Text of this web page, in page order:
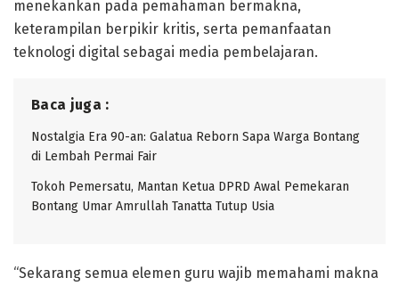
menekankan pada pemahaman bermakna,
keterampilan berpikir kritis, serta pemanfaatan
teknologi digital sebagai media pembelajaran.
Baca juga :
Nostalgia Era 90-an: Galatua Reborn Sapa Warga Bontang
di Lembah Permai Fair
Tokoh Pemersatu, Mantan Ketua DPRD Awal Pemekaran
Bontang Umar Amrullah Tanatta Tutup Usia
“Sekarang semua elemen guru wajib memahami makna